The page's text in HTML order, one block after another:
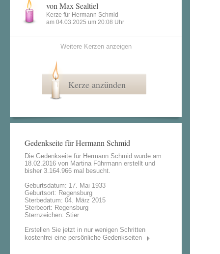
von Max Sealtiel
Kerze für Hermann Schmid
am 04.03.2025 um 20:08 Uhr
Weitere Kerzen anzeigen
Kerze anzünden
Gedenkseite für Hermann Schmid
Die Gedenkseite für Hermann Schmid wurde am
18.02.2016 von Martina Führmann erstellt und
bisher 3.164.966 mal besucht.
Geburtsdatum: 17. Mai 1933
Geburtsort: Regensburg
Sterbedatum: 04. März 2015
Sterbeort: Regensburg
Sternzeichen: Stier
Erstellen Sie jetzt in nur wenigen Schritten
kostenfrei eine persönliche Gedenkseiten